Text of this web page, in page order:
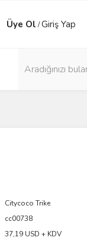
Üye Ol /Giriş Yap
Citycoco Trike
cc00738
37,19 USD + KDV